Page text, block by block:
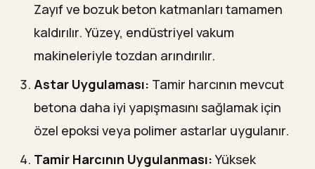
Zayıf ve bozuk beton katmanları tamamen
kaldırılır. Yüzey, endüstriyel vakum
makineleriyle tozdan arındırılır.
Astar Uygulaması: Tamir harcının mevcut
betona daha iyi yapışmasını sağlamak için
özel epoksi veya polimer astarlar uygulanır.
Tamir Harcının Uygulanması:Yüksek